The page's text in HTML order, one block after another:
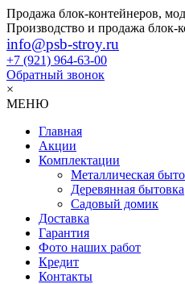
Продажа блок-контейнеров,
Производство и продажа блок-
info@psb-stroy.ru
+7 (921) 964-63-00
Обратный звонок
×
МЕНЮ
Главная
Акции
Комплектации
Металлическая
Деревянная бытовка
Садовый домик
Доставка
Гарантия
Фото наших работ
Кредит
Контакты